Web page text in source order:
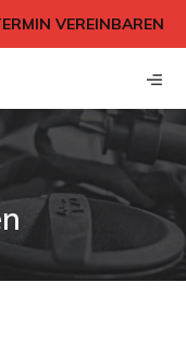
VEREINBAREN